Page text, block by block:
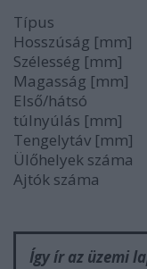
Típus
Hosszúság [mm]
Szélesség [mm]
Magasság [mm]
Első/hátsó
túlnyúlás [mm]
Tengelytáv [mm]
Ülőhelyek száma
Ajtók száma
Így ír az üzemi